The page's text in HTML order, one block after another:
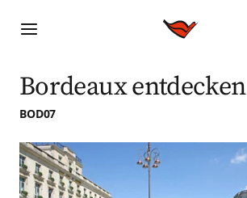
Bordeaux entdecken
BOD07